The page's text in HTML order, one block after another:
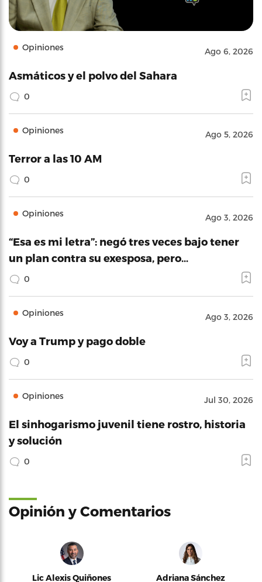
Opiniones Ago 6, 2026
Asmáticos y el polvo del Sahara
0
Opiniones Ago 5, 2026
Terror a las 10 AM
0
Opiniones Ago 3, 2026
“Esa es mi letra”: negó tres veces bajo tener
un plan contra su exesposa, pero…
0
Opiniones Ago 3, 2026
Voy a Trump y pago doble
0
Opiniones Jul 30, 2026
El sinhogarismo juvenil tiene rostro, historia
y solución
0
Opinión y Comentarios
Lic Alexis Quiñones Adriana Sánchez